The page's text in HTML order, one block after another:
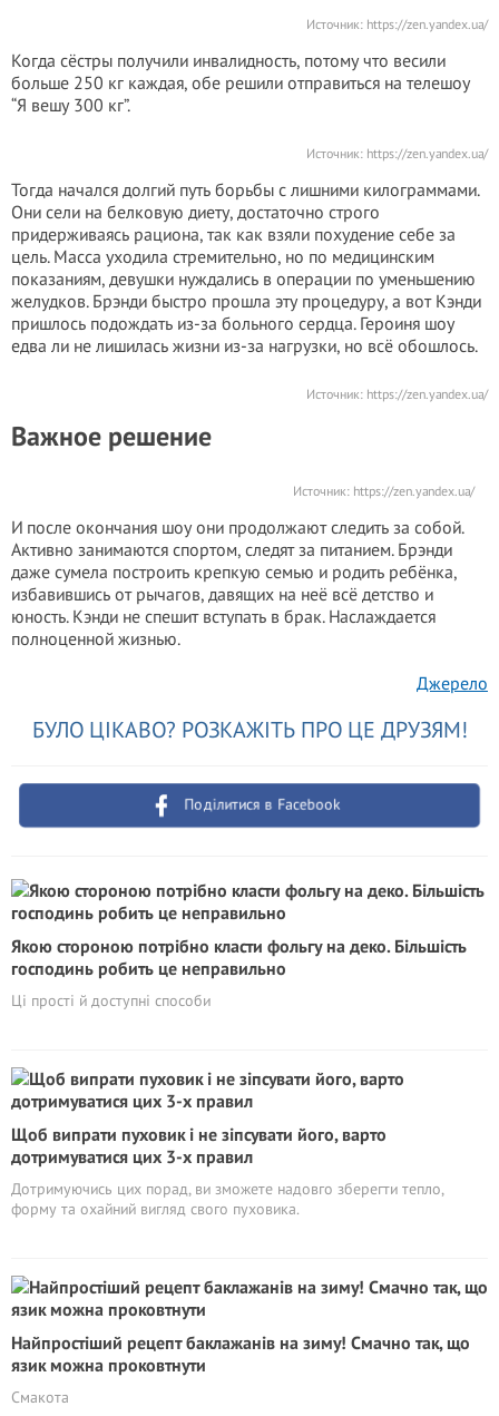
Источник: https://zen.yandex.ua/
Когда сёстры получили инвалидность, потому что весили
больше 250 кг каждая, обе решили отправиться на телешоу
“Я вешу 300 кг”.
Источник: https://zen.yandex.ua/
Тогда начался долгий путь борьбы с лишними килограммами.
Они сели на белковую диету, достаточно строго
придерживаясь рациона, так как взяли похудение себе за
цель. Масса уходила стремительно, но по медицинским
показаниям, девушки нуждались в операции по уменьшению
желудков. Брэнди быстро прошла эту процедуру, а вот Кэнди
пришлось подождать из-за больного сердца. Героиня шоу
едва ли не лишилась жизни из-за нагрузки, но всё обошлось.
Источник: https://zen.yandex.ua/
Важное решение
Источник: https://zen.yandex.ua/
И после окончания шоу они продолжают следить за собой.
Активно занимаются спортом, следят за питанием. Брэнди
даже сумела построить крепкую семью и родить ребёнка,
избавившись от рычагов, давящих на неё всё детство и
юность. Кэнди не спешит вступать в брак. Наслаждается
полноценной жизнью.
Джерело
БУЛО ЦІКАВО? РОЗКАЖІТЬ ПРО ЦЕ ДРУЗЯМ!
Поділитися в Facebook
Якою стороною потрібно класти фольгу на деко. Більшість
господинь робить це неправильно
Ці прості й доступні способи
Щоб випрати пуховик і не зіпсувати його, варто
дотримуватися цих 3-х правил
Дотримуючись цих порад, ви зможете надовго зберегти тепло,
форму та охайний вигляд свого пуховика.
Найпростіший рецепт баклажанів на зиму! Смачно так, що
язик можна проковтнути
Смакота